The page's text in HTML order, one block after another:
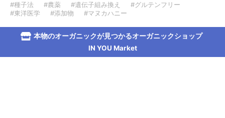
#種子法 #農薬 #遺伝子組み換え
#グルテンフリー
#東洋医学
#添加物 #マヌカハニー
本物のオーガニックが見つかるオーガニックショップ
IN YOU Market